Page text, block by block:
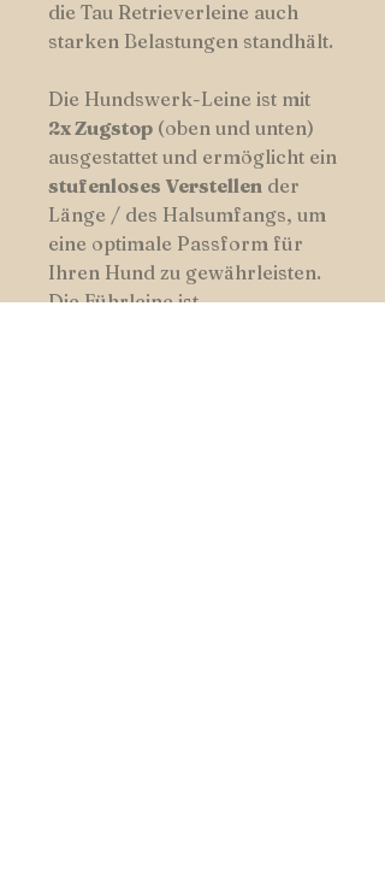
die Tau Retrieverleine auch
starken Belastungen standhält.
Die Hundswerk-Leine ist mit
2x Zugstop (oben und unten)
ausgestattet und ermöglicht ein
stufenloses Verstellen der
Länge / des Halsumfangs, um
eine optimale Passform für
Ihren Hund zu gewährleisten.
Die Führleine ist